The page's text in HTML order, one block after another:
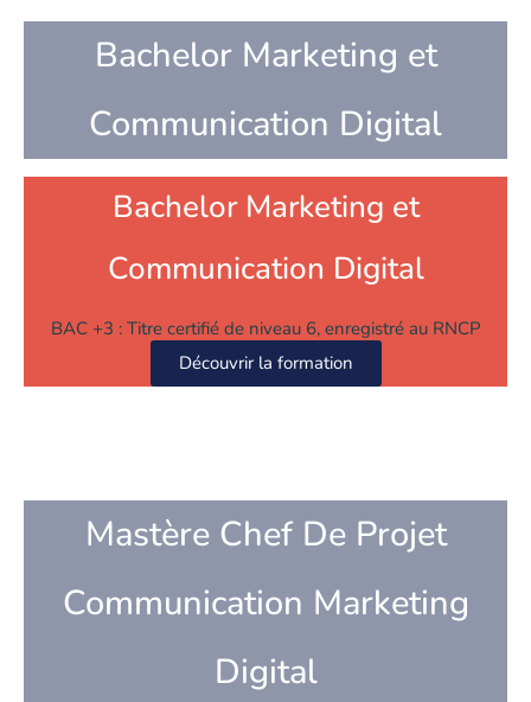
Bachelor Marketing et
Communication Digital
Bachelor Marketing et
Communication Digital
BAC +3 : Titre certifié de niveau 6, enregistré au RNCP
Découvrir la formation
Mastère Chef De Projet
Communication Marketing
Digital